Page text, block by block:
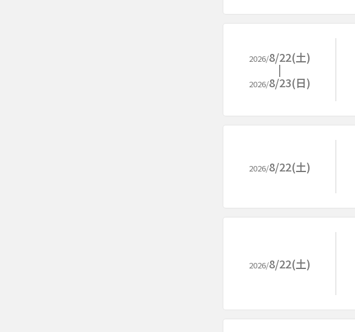
2026/8/22(土)
2026/8/23(日)
2026/8/22(土)
2026/8/22(土)